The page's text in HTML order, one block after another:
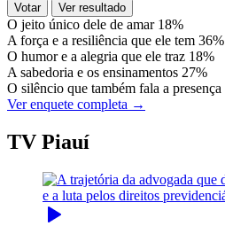
Votar Ver resultado
O jeito único dele de amar 18%
A força e a resiliência que ele tem 36%
O humor e a alegria que ele traz 18%
A sabedoria e os ensinamentos 27%
O silêncio que também fala a presença
Ver enquete completa →
TV Piauí